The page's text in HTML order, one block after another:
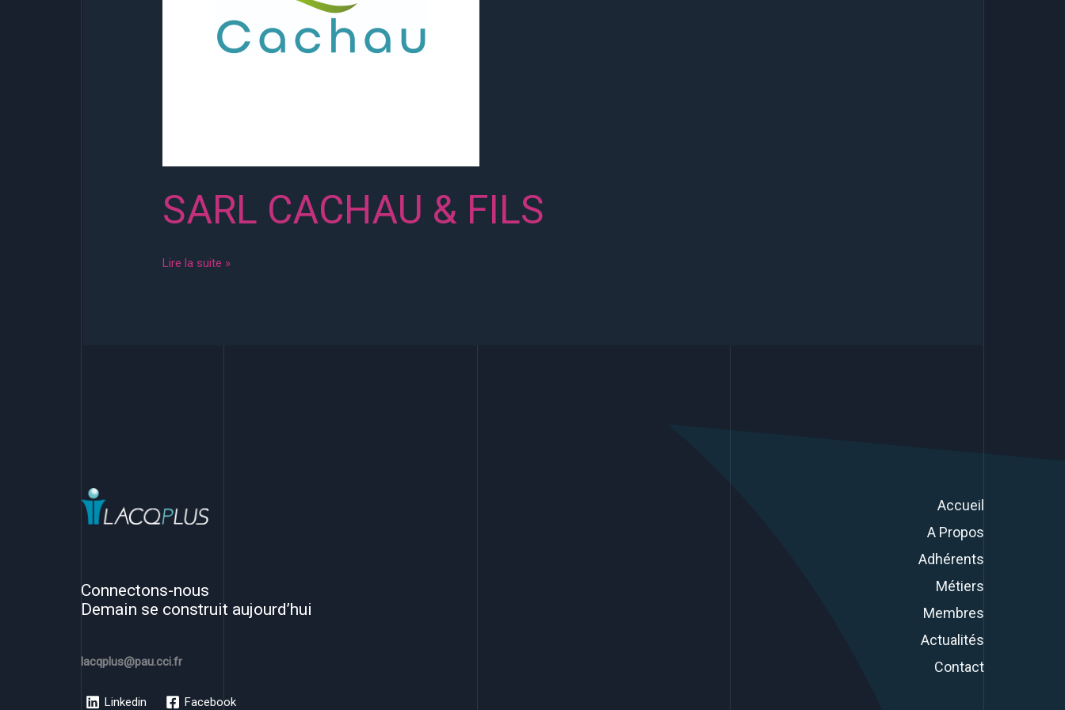
SARL CACHAU & FILS
Lire la suite »
Connectons-nous
Demain se construit aujourd’hui
lacqplus@pau.cci.fr
Linkedin Facebook
Accueil
A Propos
Adhérents
Métiers
Membres
Actualités
Contact